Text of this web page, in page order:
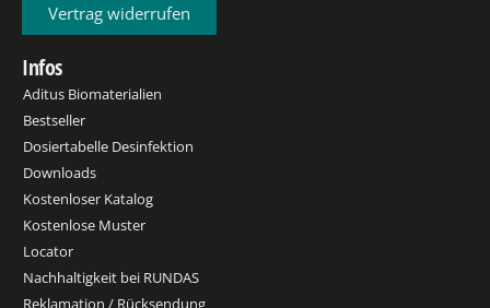
Vertrag widerrufen
Infos
Aditus Biomaterialien
Bestseller
Dosiertabelle Desinfektion
Downloads
Kostenloser Katalog
Kostenlose Muster
Locator
Nachhaltigkeit bei RUNDAS
Reklamation / Rücksendung